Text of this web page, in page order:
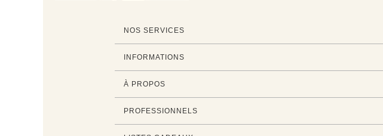
NOS SERVICES
INFORMATIONS
À PROPOS
PROFESSIONNELS